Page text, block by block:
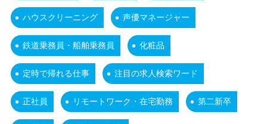
ハウスクリーニング 声優マネージャー
鉄道乗務員・船舶乗務員 化粧品
定時で帰れる仕事 注目の求人検索ワード
正社員 リモートワーク・在宅勤務 第二新卒